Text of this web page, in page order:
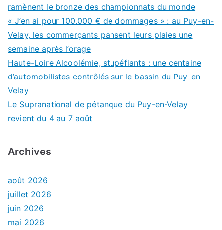
ramènent le bronze des championnats du monde
« J’en ai pour 100.000 € de dommages » : au Puy-en-
Velay, les commerçants pansent leurs plaies une
semaine après l’orage
Haute-Loire Alcoolémie, stupéfiants : une centaine
d’automobilistes contrôlés sur le bassin du Puy-en-
Velay
Le Supranational de pétanque du Puy-en-Velay
revient du 4 au 7 août
Archives
août 2026
juillet 2026
juin 2026
mai 2026